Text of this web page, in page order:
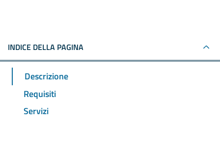
INDICE DELLA PAGINA
Descrizione
Requisiti
Servizi